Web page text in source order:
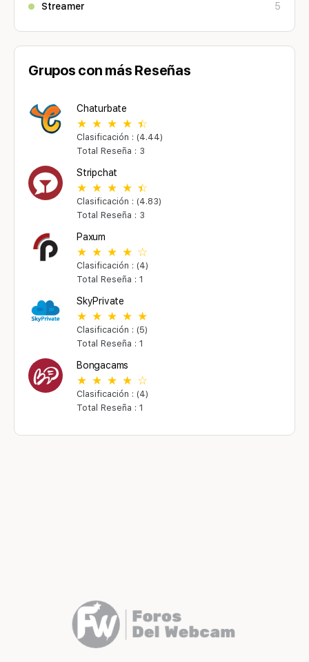
Streamer
5
Grupos con más Reseñas
Chaturbate
Clasificación : (4.44)
Total Reseña : 3
Stripchat
Clasificación : (4.83)
Total Reseña : 3
Paxum
Clasificación : (4)
Total Reseña : 1
SkyPrivate
Clasificación : (5)
Total Reseña : 1
Bongacams
Clasificación : (4)
Total Reseña : 1